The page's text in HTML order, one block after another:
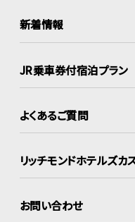
新着情報
JR乗車券付宿泊プラン
よくあるご質問
リッチモンドホテルズカ
お問い合わせ